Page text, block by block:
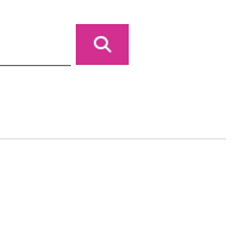
R
c